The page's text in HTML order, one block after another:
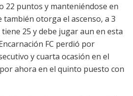
22 puntos y manteniéndose en
otorga el ascenso, a 3
25 y debe jugar aun en esta
FC perdió por
y cuarta ocasión en el
ahora en el quinto puesto con